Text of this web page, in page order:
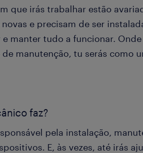
que irás trabalhar estão
e precisam de ser
manter tudo a funcionar.
manutenção, tu serás como
faz?
pela instalação,
E, às vezes, até irás